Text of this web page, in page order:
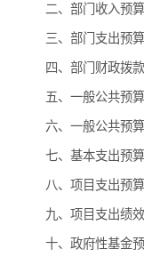
二、部门收入预
三、部门支出预
四、部门财政拨
五、一般公共预
六、一般公共预
七、基本支出预
八、项目支出预
九、项目支出绩
十、政府性基金